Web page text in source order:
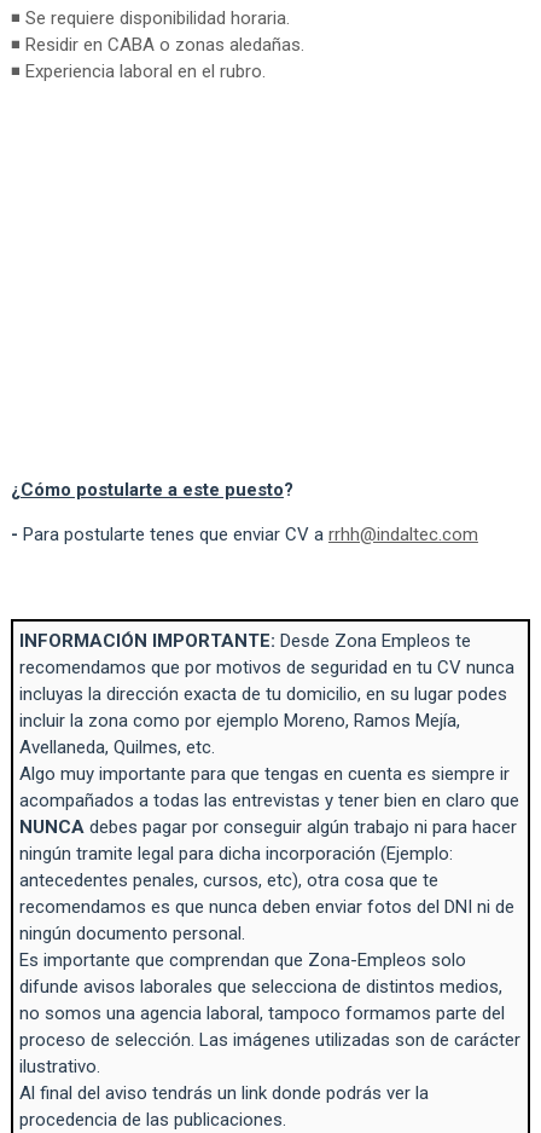
◾ Se requiere disponibilidad horaria.
◾ Residir en CABA o zonas aledañas.
◾ Experiencia laboral en el rubro.
¿ Cómo postularte a este puesto?
- Para postularte tenes que enviar CV a rrhh@indaltec.com
INFORMACIÓN IMPORTANTE: Desde Zona Empleos te
recomendamos que por motivos de seguridad en tu CV nunca
incluyas la dirección exacta de tu domicilio, en su lugar podes
incluir la zona como por ejemplo Moreno, Ramos Mejía,
Avellaneda, Quilmes, etc.
Algo muy importante para que tengas en cuenta es siempre ir
acompañados a todas las entrevistas y tener bien en claro que
NUNCA debes pagar por conseguir algún trabajo ni para hacer
ningún tramite legal para dicha incorporación (Ejemplo:
antecedentes penales, cursos, etc), otra cosa que te
recomendamos es que nunca deben enviar fotos del DNI ni de
ningún documento personal.
Es importante que comprendan que Zona-Empleos solo
difunde avisos laborales que selecciona de distintos medios,
no somos una agencia laboral, tampoco formamos parte del
proceso de selección. Las imágenes utilizadas son de carácter
ilustrativo.
Al final del aviso tendrás un link donde podrás ver la
procedencia de las publicaciones.